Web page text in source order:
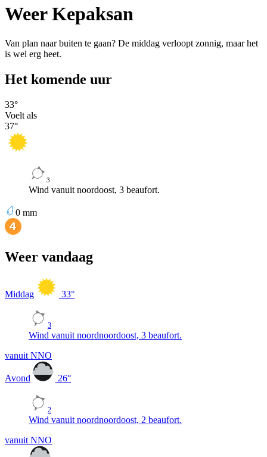
Weer Kepaksan
Van plan naar buiten te gaan? De middag verloopt zonnig, maar het
is wel erg heet.
Het komende uur
33°
Voelt als
37°
3
Wind vanuit noordoost, 3 beaufort.
0 mm
Weer vandaag
Middag 33°
3
Wind vanuit noordnoordoost, 3 beaufort.
vanuit NNO
Avond 26°
2
Wind vanuit noordnoordoost, 2 beaufort.
vanuit NNO